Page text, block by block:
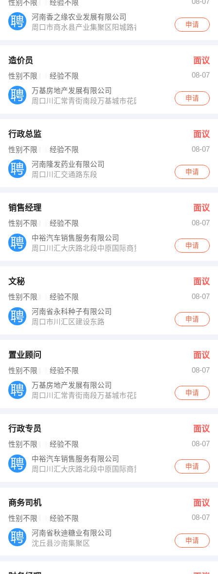
性别不限 经验不限
08-07
河南香之缘农业发展有限公司
周口市商水县产业集聚区阳城路香之缘工业园
申请
造价员 面议
性别不限 经验不限
08-07
万基房地产发展有限公司
周口川汇常青街南段万基城市花园
申请
行政总监 面议
性别不限 经验不限
08-07
河南隆发药业有限公司
周口川汇交通路东段
申请
销售经理 面议
性别不限 经验不限
08-07
中裕汽车销售服务有限公司
周口川汇大庆路北段中原国际商贸城向北100米路东周口
申请
文秘 面议
性别不限 经验不限
08-07
河南省永科种子有限公司
周口市川汇区建设东路
申请
置业顾问 面议
性别不限 经验不限
08-07
万基房地产发展有限公司
周口川汇常青街南段万基城市花园
申请
行政专员 面议
性别不限 经验不限
08-07
中裕汽车销售服务有限公司
周口川汇大庆路北段中原国际商贸城向北100米路东周口
申请
商务司机 面议
性别不限 经验不限
08-07
河南省秋迪糖业有限公司
沈丘县沙南集聚区
申请